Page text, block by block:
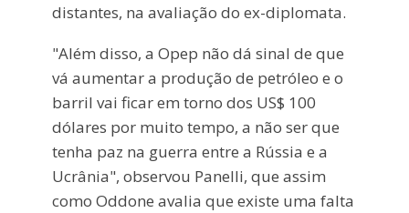
distantes, na avaliação do ex-diplomata.
"Além disso, a Opep não dá sinal de que
vá aumentar a produção de petróleo e o
barril vai ficar em torno dos US$ 100
dólares por muito tempo, a não ser que
tenha paz na guerra entre a Rússia e a
Ucrânia", observou Panelli, que assim
como Oddone avalia que existe uma falta